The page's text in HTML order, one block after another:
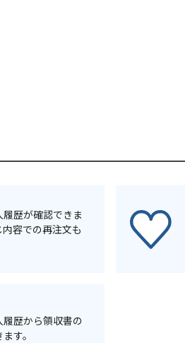
歴が確認できま
容での再注文も
歴から領収書の
す。